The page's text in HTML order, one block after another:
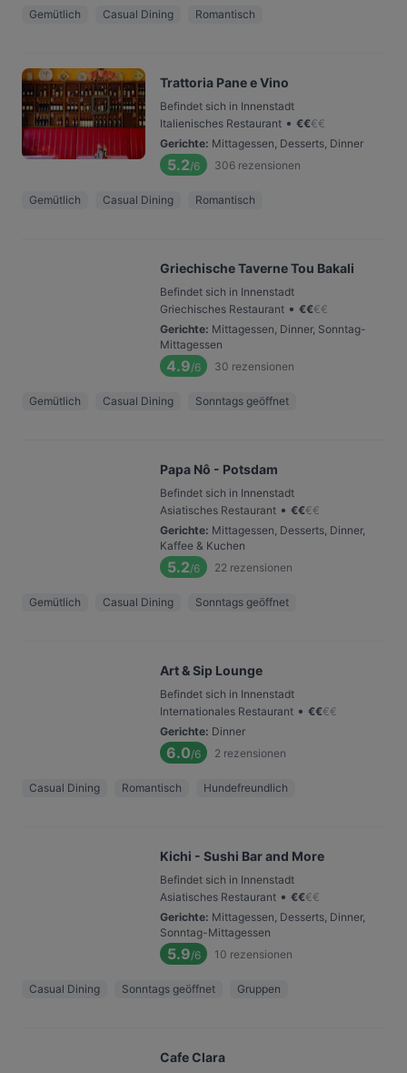
Gemütlich Casual Dining Romantisch
Trattoria Pane e Vino
Befindet sich in Innenstadt
Italienisches Restaurant • €€€€
Gerichte: Mittagessen, Desserts, Dinner
5.2/6 306 rezensionen
Gemütlich Casual Dining Romantisch
Griechische Taverne Tou Bakali
Befindet sich in Innenstadt
Griechisches Restaurant • €€€€
Gerichte: Mittagessen, Dinner, Sonntag-
Mittagessen
4.9/6 30 rezensionen
Gemütlich Casual Dining Sonntags geöffnet
Papa Nô - Potsdam
Befindet sich in Innenstadt
Asiatisches Restaurant • €€€€
Gerichte: Mittagessen, Desserts, Dinner,
Kaffee & Kuchen
5.2/6 22 rezensionen
Gemütlich Casual Dining Sonntags geöffnet
Art & Sip Lounge
Befindet sich in Innenstadt
Internationales Restaurant • €€€€
Gerichte: Dinner
6.0/6 2 rezensionen
Casual Dining Romantisch Hundefreundlich
Kichi - Sushi Bar and More
Befindet sich in Innenstadt
Asiatisches Restaurant • €€€€
Gerichte: Mittagessen, Desserts, Dinner,
Sonntag-Mittagessen
5.9/6 10 rezensionen
Casual Dining Sonntags geöffnet Gruppen
Cafe Clara